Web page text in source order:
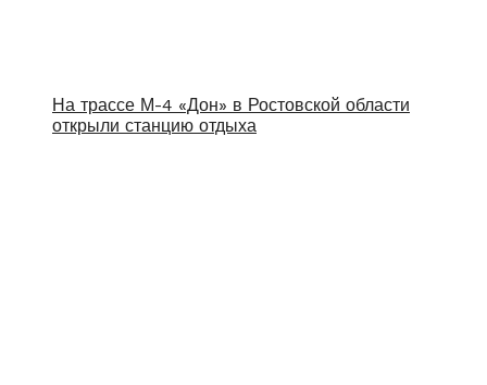
На трассе М-4 «Дон» в Ростовской области
открыли станцию отдыха